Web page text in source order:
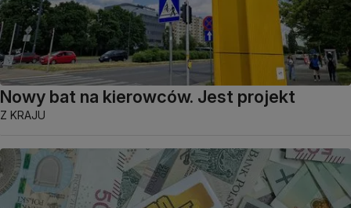
Nowy bat na kierowców. Jest projekt
Z KRAJU